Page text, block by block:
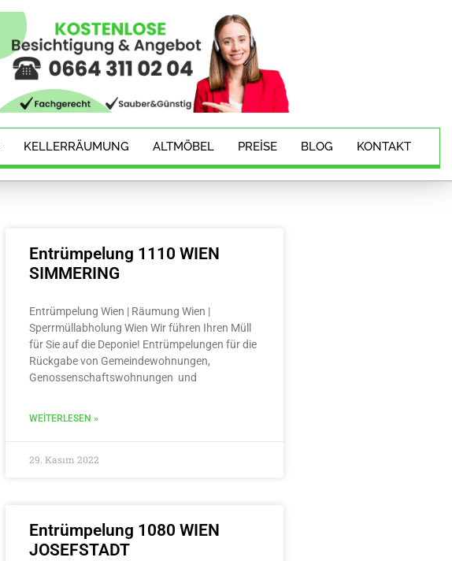
KELLERRÄUMUNG ALTMÖBEL PREISE BLOG KONTAKT
Entrümpelung 1110 WIEN
SIMMERING
Entrümpelung Wien | Räumung Wien |
Sperrmüllabholung Wien Wir führen Ihren Müll
für Sie auf die Deponie! Entrümpelungen für die
Rückgabe von Gemeindewohnungen,
Genossenschaftswohnungen und
WEITERLESEN »
29. Kasım 2022
Entrümpelung 1080 WIEN
JOSEFSTADT